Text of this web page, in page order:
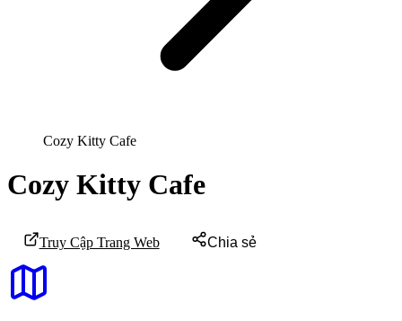
Cozy Kitty Cafe
Cozy Kitty Cafe
Truy Cập Trang Web Chia sẻ